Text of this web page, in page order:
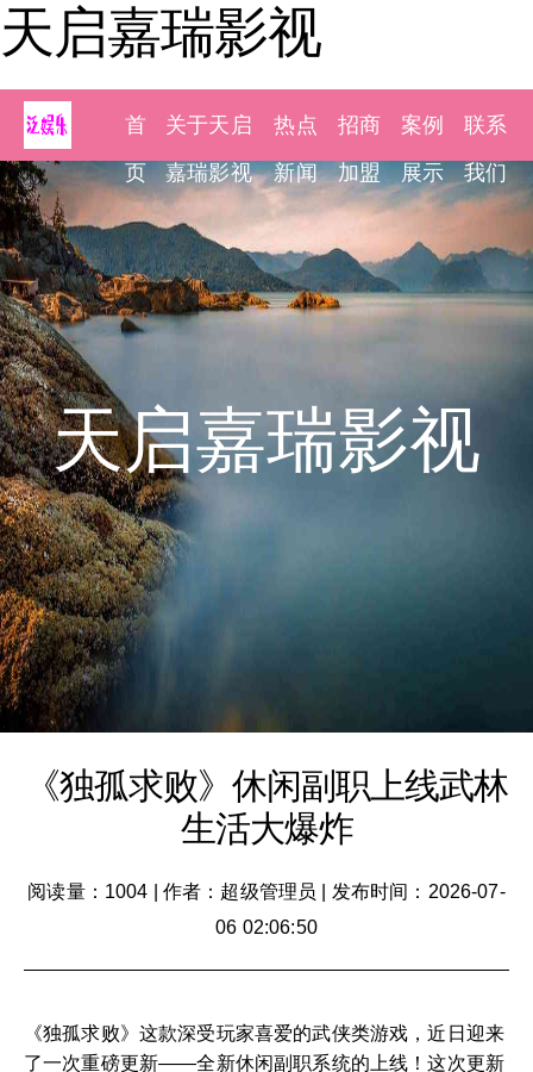
天启嘉瑞影视
首
页
关于天启
嘉瑞影视
热点
新闻
招商
加盟
案例
展示
联系
我们
天启嘉瑞影视
《独孤求败》休闲副职上线武林
生活大爆炸
阅读量：1004 作者：超级管理员
发布时间：2026-07-
06 02:06:50
《独孤求败》这款深受玩家喜爱的武侠类游戏，近日迎来
了一次重磅更新——全新休闲副职系统的上线！这次更新